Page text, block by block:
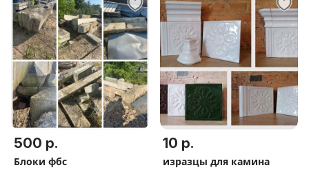
500 р.
Блоки фбс
10 р.
изразцы для камина